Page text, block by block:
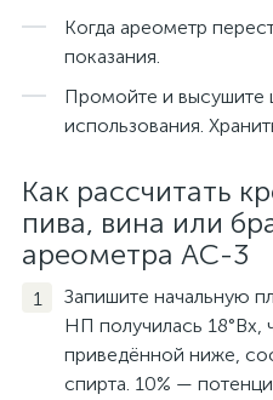
Когда ареометр
показания.
Промойте и высушите
использования.
Как рассчитать
пива, вина или
ареометра АС-3
Запишите начальную
НП получилась 18°Bx,
приведённой ниже,
спирта. 10% —